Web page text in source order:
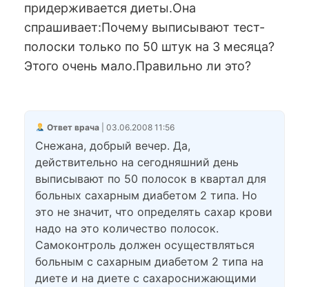
придерживается диеты.Она
спрашивает:Почему выписывают тест-
полоски только по 50 штук на 3 месяца?
Этого очень мало.Правильно ли это?
Ответ врача| 03.06.2008 11:56
Снежана, добрый вечер. Да,
действительно на сегодняшний день
выписывают по 50 полосок в квартал для
больных сахарным диабетом 2 типа. Но
это не значит, что определять сахар крови
надо на это количество полосок.
Самоконтроль должен осуществляться
больным с сахарным диабетом 2 типа на
диете и на диете с сахароснижающими